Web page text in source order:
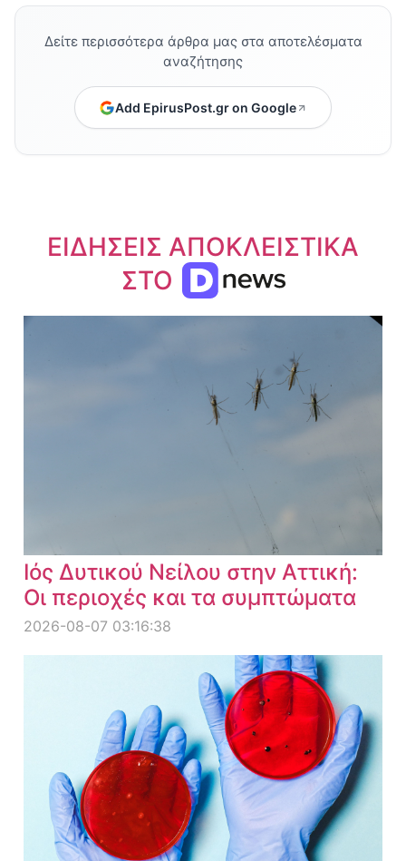
Δείτε περισσότερα άρθρα μας στα αποτελέσματα
αναζήτησης
Add EpirusPost.gr on Google
ΕΙΔΗΣΕΙΣ ΑΠΟΚΛΕΙΣΤΙΚΑ
ΣΤΟ
Ιός Δυτικού Νείλου στην Αττική:
Οι περιοχές και τα συμπτώματα
2026-08-07 03:16:38